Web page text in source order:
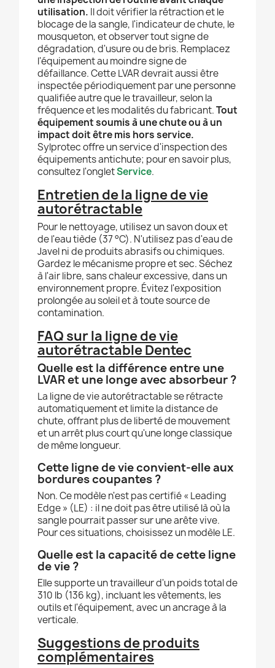
utilisation. Il doit vérifier la rétraction et le
blocage de la sangle, l'indicateur de chute, le
mousqueton, et observer tout signe de
dégradation, d'usure ou de bris. Remplacez
l'équipement au moindre signe de
défaillance. Cette LVAR devrait aussi être
inspectée périodiquement par une personne
qualifiée autre que le travailleur, selon la
fréquence et les modalités du fabricant.Tout
équipement soumis à une chute ou à un
impact doit être mis hors service.
Sylprotec offre un service d'inspection des
équipements antichute; pour en savoir plus,
consultez l'ongletService.
Entretien de la ligne de vie
autorétractable
Pour le nettoyage, utilisez un savon doux et
de l'eau tiède (37 °C). N'utilisez pas d'eau de
Javel ni de produits abrasifs ou chimiques.
Gardez le mécanisme propre et sec. Séchez
à l'air libre, sans chaleur excessive, dans un
environnement propre. Évitez l'exposition
prolongée au soleil et à toute source de
contamination.
FAQ sur la ligne de vie
autorétractable Dentec
Quelle est la différence entre une
LVAR et une longe avec absorbeur ?
La ligne de vie autorétractable se rétracte
automatiquement et limite la distance de
chute, offrant plus de liberté de mouvement
et un arrêt plus court qu'une longe classique
de même longueur.
Cette ligne de vie convient-elle aux
bordures coupantes ?
Non. Ce modèle n'est pas certifié « Leading
Edge » (LE) : il ne doit pas être utilisé là où la
sangle pourrait passer sur une arête vive.
Pour ces situations, choisissez un modèle LE.
Quelle est la capacité de cette ligne
de vie ?
Elle supporte un travailleur d'un poids total de
310 lb (136 kg), incluant les vêtements, les
outils et l'équipement, avec un ancrage à la
verticale.
Suggestions de produits
complémentaires